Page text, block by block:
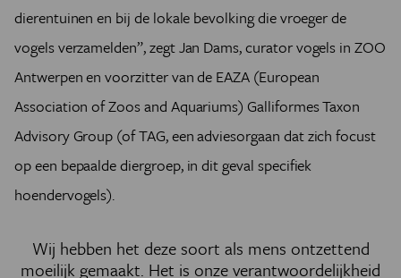
dierentuinen en bij de lokale bevolking die vroeger de
vogels verzamelden”, zegt Jan Dams, curator vogels in ZOO
Antwerpen en voorzitter van de EAZA (European
Association of Zoos and Aquariums) Galliformes Taxon
Advisory Group (of TAG, een adviesorgaan dat zich focust
op een bepaalde diergroep, in dit geval specifiek
hoendervogels).
Wij hebben het deze soort als mens ontzettend
moeilijk gemaakt. Het is onze verantwoordelijkheid